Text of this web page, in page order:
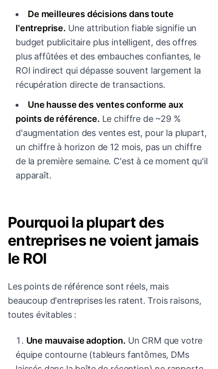
De meilleures décisions dans toute
l'entreprise. Une attribution fiable signifie un
budget publicitaire plus intelligent, des offres
plus affûtées et des embauches confiantes, le
ROI indirect qui dépasse souvent largement la
récupération directe de transactions.
Une hausse des ventes conforme aux
points de référence. Le chiffre de ~29 %
d'augmentation des ventes est, pour la plupart,
un chiffre à horizon de 12 mois, pas un chiffre
de la première semaine. C'est à ce moment qu'il
apparaît.
Pourquoi la plupart des
entreprises ne voient jamais
le ROI
Les points de référence sont réels, mais
beaucoup d'entreprises les ratent. Trois raisons,
toutes évitables :
Une mauvaise adoption. Un CRM que votre
équipe contourne (tableurs fantômes, DMs